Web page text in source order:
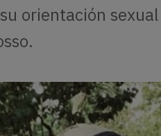
orientación